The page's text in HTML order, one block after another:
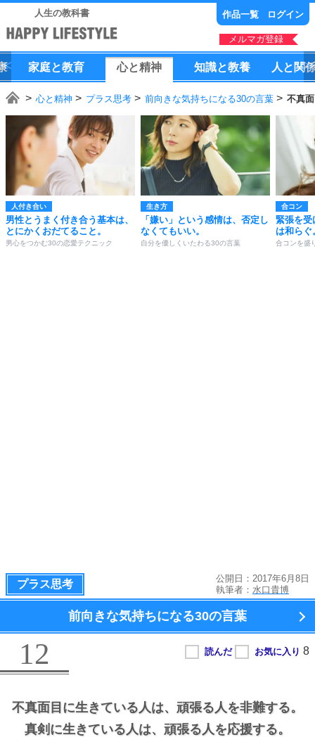
人生の教科書 作品一覧 ログイン
メルマガ登録
家庭と教育 心と精神 知識と教養 人 と 関
心と精神 プラス思考 前向きな気持ちになる30の言葉 不真
人付き合い
男性とうまく付き合う基本は、
とにかくおだてること。
男心をつかむ30の恋愛テクニック
生き方
「嫌い」という感情は、否定し
なくてもいい。
自分を優しくいたわる30の言葉
合コン
緊張を受
は和らぐ
合コンを盛
プラス思考
公開日：2017年6月8日
執筆者： 水口貴博
前向きな気持ちになる30の言葉
12
不真面目に生きている人は、 頑張る人を非難する。
真剣に生きている人は、 頑張る人を応援する。